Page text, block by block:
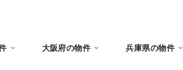
大阪府の物件 兵庫県の物件